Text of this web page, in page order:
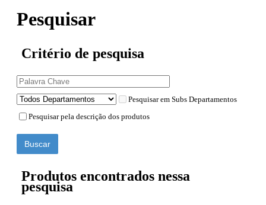
Pesquisar
Critério de pesquisa
Pesquisar em Subs Departamentos
Pesquisar pela descrição dos produtos
Produtos encontrados nessa
pesquisa